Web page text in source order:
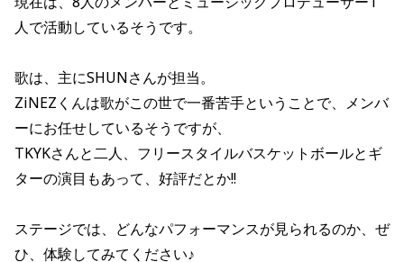
人で活動しているそうです。
歌は、主にSHUNさんが担当。
ZiNEZくんは歌がこの世で一番苦手ということで、メンバ
ーにお任せしているそうですが、
TKYKさんと二人、フリースタイルバスケットボールとギ
ターの演目もあって、好評だとか!!
ステージでは、どんなパフォーマンスが見られるのか、ぜ
ひ、体験してみてください♪